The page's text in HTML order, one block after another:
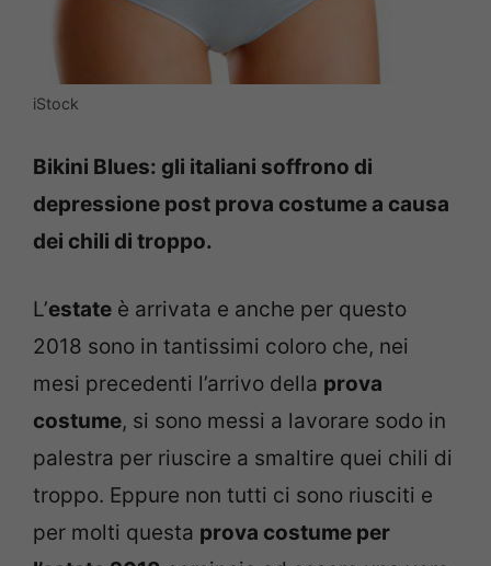
iStock
Bikini Blues: gli italiani soffrono di
depressione post prova costume a causa
dei chili di troppo.
L’estate è arrivata e anche per questo
2018 sono in tantissimi coloro che, nei
mesi precedenti l’arrivo della prova
costume, si sono messi a lavorare sodo in
palestra per riuscire a smaltire quei chili di
troppo. Eppure non tutti ci sono riusciti e
per molti questa prova costume per